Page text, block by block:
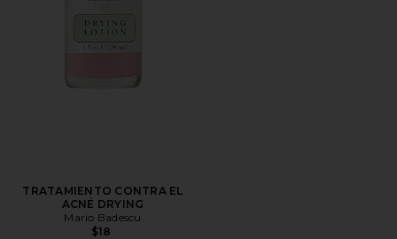
TRATAMIENTO CONTRA EL
ACNÉ DRYING
Mario Badescu
$18